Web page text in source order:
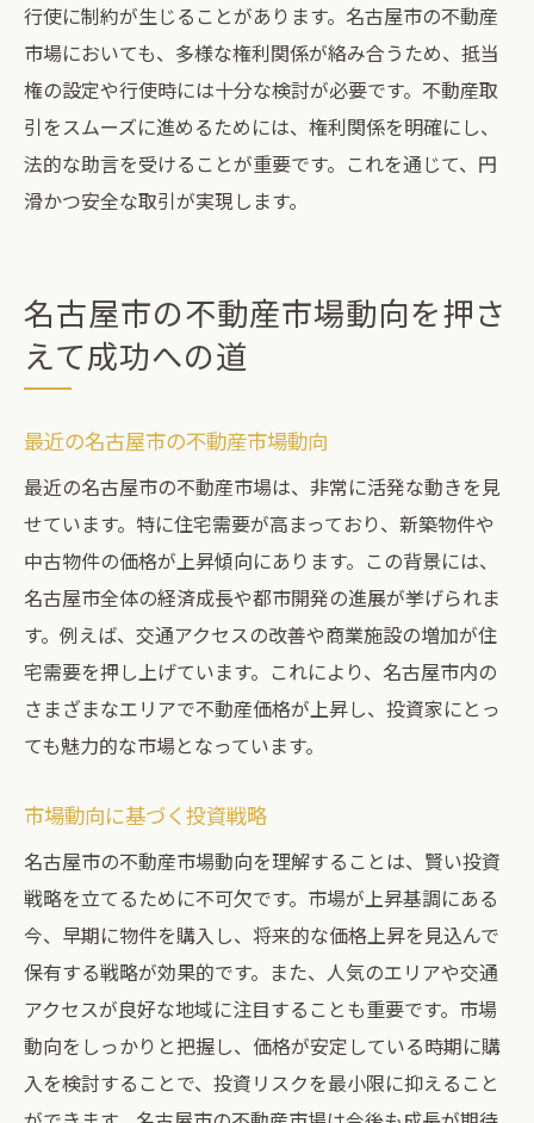
行使に制約が生じることがあります。名古屋市の不動産
市場においても、多様な権利関係が絡み合うため、抵当
権の設定や行使時には十分な検討が必要です。不動産取
引をスムーズに進めるためには、権利関係を明確にし、
法的な助言を受けることが重要です。これを通じて、円
滑かつ安全な取引が実現します。
名古屋市の不動産市場動向を押さ
えて成功への道
最近の名古屋市の不動産市場動向
最近の名古屋市の不動産市場は、非常に活発な動きを見
せています。特に住宅需要が高まっており、新築物件や
中古物件の価格が上昇傾向にあります。この背景には、
名古屋市全体の経済成長や都市開発の進展が挙げられま
す。例えば、交通アクセスの改善や商業施設の増加が住
宅需要を押し上げています。これにより、名古屋市内の
さまざまなエリアで不動産価格が上昇し、投資家にとっ
ても魅力的な市場となっています。
市場動向に基づく投資戦略
名古屋市の不動産市場動向を理解することは、賢い投資
戦略を立てるために不可欠です。市場が上昇基調にある
今、早期に物件を購入し、将来的な価格上昇を見込んで
保有する戦略が効果的です。また、人気のエリアや交通
アクセスが良好な地域に注目することも重要です。市場
動向をしっかりと把握し、価格が安定している時期に購
入を検討することで、投資リスクを最小限に抑えること